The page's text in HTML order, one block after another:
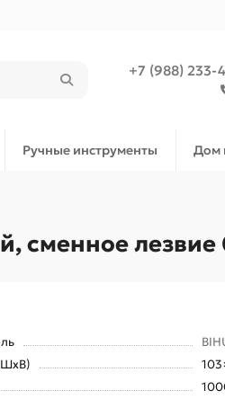
+7 (988) 233-
Ручные инструменты Дом
сменное лезвие